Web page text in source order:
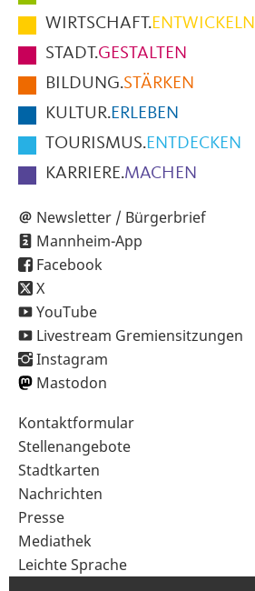
im
Fußbereich
der
Seite
WIRTSCHAFT.ENTWICKELN
STADT.GESTALTEN
BILDUNG.STÄRKEN
KULTUR.ERLEBEN
TOURISMUS.ENTDECKEN
KARRIERE.MACHEN
Newsletter / Bürgerbrief
Mannheim-App
Facebook
X
YouTube
Livestream Gremiensitzungen
Instagram
Mastodon
Sekundärnavigation
im
Fußbereich
Kontaktformular
Stellenangebote
Stadtkarten
Nachrichten
Presse
Mediathek
Leichte Sprache